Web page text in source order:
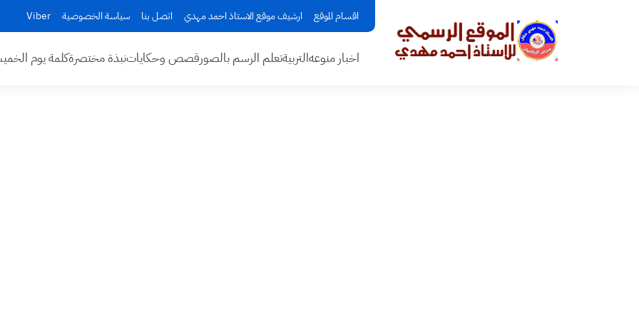
اقسام الموقع ارشيف موقع الاستاذ احمد مهدي اتصل بنا سياسة الخصوصية Viber
اخبار منوعهالتربيةتعلم الرسم بالصورقصص وحكاياتنبذة مختصرةكلمة يوم